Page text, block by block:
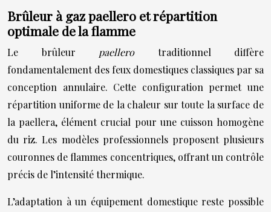
Brûleur à gaz paellero et répartition
optimale de la flamme
Le brûleur paellero traditionnel diffère
fondamentalement des feux domestiques classiques par sa
conception annulaire. Cette configuration permet une
répartition uniforme de la chaleur sur toute la surface de
la paellera, élément crucial pour une cuisson homogène
du riz. Les modèles professionnels proposent plusieurs
couronnes de flammes concentriques, offrant un contrôle
précis de l’intensité thermique.
L’adaptation à un équipement domestique reste possible